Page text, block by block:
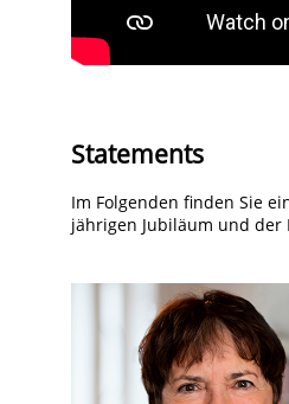
Statements
Im Folgenden finden Sie
jährigen Jubiläum und der